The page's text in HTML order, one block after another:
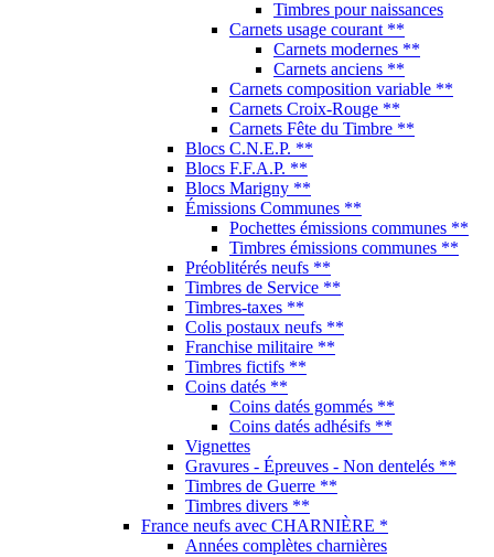
Timbres pour naissances
Carnets usage courant **
Carnets modernes **
Carnets anciens **
Carnets composition variable **
Carnets Croix-Rouge **
Carnets Fête du Timbre **
Blocs C.N.E.P. **
Blocs F.F.A.P. **
Blocs Marigny **
Émissions Communes **
Pochettes émissions communes **
Timbres émissions communes **
Préoblitérés neufs **
Timbres de Service **
Timbres-taxes **
Colis postaux neufs **
Franchise militaire **
Timbres fictifs **
Coins datés **
Coins datés gommés **
Coins datés adhésifs **
Vignettes
Gravures - Épreuves - Non dentelés **
Timbres de Guerre **
Timbres divers **
France neufs avec CHARNIÈRE *
Années complètes charnières